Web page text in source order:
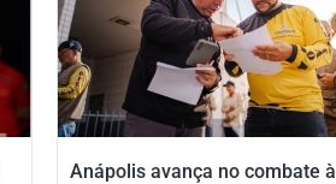
Anápolis avança no combate à